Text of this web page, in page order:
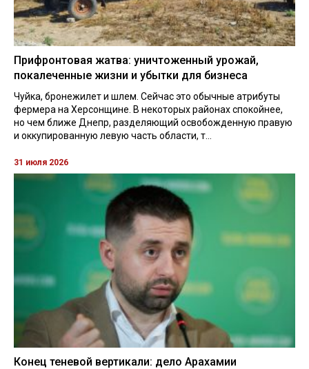
Прифронтовая жатва: уничтоженный урожай,
покалеченные жизни и убытки для бизнеса
Чуйка, бронежилет и шлем. Сейчас это обычные атрибуты
фермера на Херсонщине. В некоторых районах спокойнее,
но чем ближе Днепр, разделяющий освобожденную правую
и оккупированную левую часть области, т...
31 июля 2026
Конец теневой вертикали: дело Арахамии